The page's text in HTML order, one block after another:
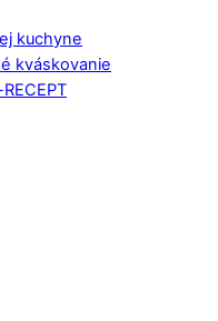
kuchyne
kváskovanie